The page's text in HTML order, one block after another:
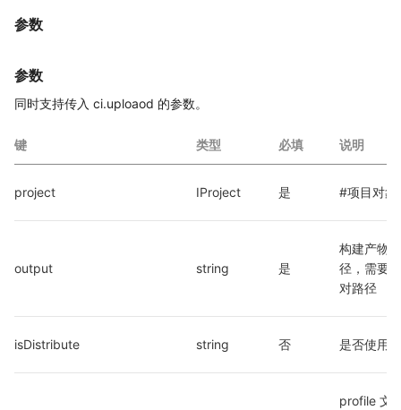
参数
参数
同时支持传入 ci.uploaod 的参数。
键 类型 必填 说明
project IProject 是 #项目对象
output string 是
构建产物
径，需要
对路径
isDistribute string 否 是否使用
profile 文